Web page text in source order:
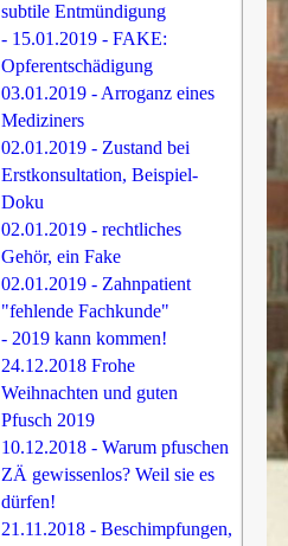
subtile Entmündigung
- 15.01.2019 - FAKE:
Opferentschädigung
03.01.2019 - Arroganz eines
Mediziners
02.01.2019 - Zustand bei
Erstkonsultation, Beispiel-
Doku
02.01.2019 - rechtliches
Gehör, ein Fake
02.01.2019 - Zahnpatient
"fehlende Fachkunde"
- 2019 kann kommen!
24.12.2018 Frohe
Weihnachten und guten
Pfusch 2019
10.12.2018 - Warum pfuschen
ZÄ gewissenlos? Weil sie es
dürfen!
21.11.2018 - Beschimpfungen,